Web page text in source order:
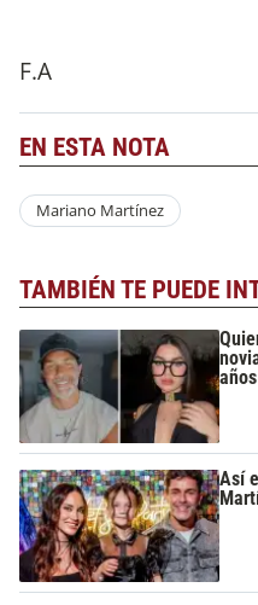
F.A
EN ESTA NOTA
Mariano Martínez
TAMBIÉN TE PUEDE
Así